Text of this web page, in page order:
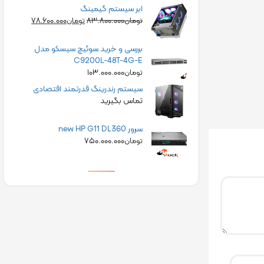
ابر سیستم گیمینگ
تومان۸۳.۸۰۰.۰۰۰تومان۷۸.۶۰۰.۰۰۰
بررسی و خرید سوئیچ سیسکو مدل
C9200L-48T-4G-E
تومان۱۰۳.۰۰۰.۰۰۰
سیستم رندرینگ قدرتمند اقتصادی
تماس بگیرید
سرور new HP G11 DL360
تومان۷۵۰.۰۰۰.۰۰۰